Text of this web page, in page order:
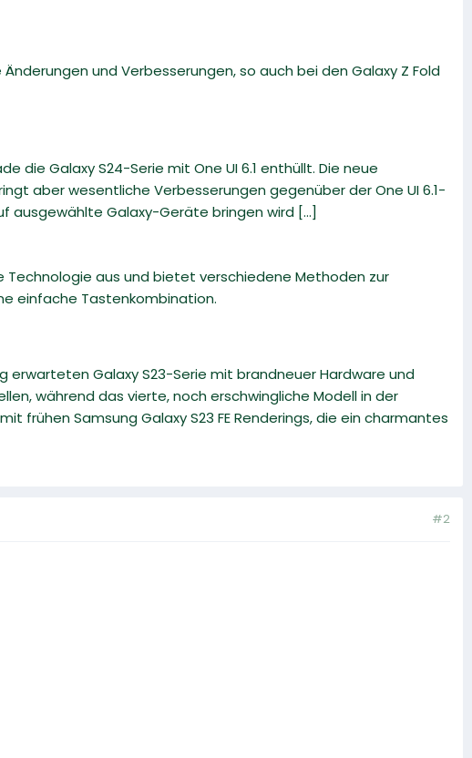
und Verbesserungen, so auch bei den Galaxy Z Fold
die Galaxy S24-Serie mit One UI 6.1 enthüllt. Die neue
aber wesentliche Verbesserungen gegenüber der One UI 6.1-
ausgewählte Galaxy-Geräte bringen wird [...]
Technologie aus und bietet verschiedene Methoden zur
einfache Tastenkombination.
Galaxy S23-Serie mit brandneuer Hardware und
während das vierte, noch erschwingliche Modell in der
frühen Samsung Galaxy S23 FE Renderings, die ein charmantes
#2